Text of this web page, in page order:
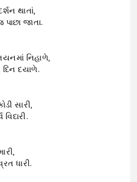
થાતાં,
જાતા.
નિહાળે,
દિન દયાળે.
સારી,
ધારી.